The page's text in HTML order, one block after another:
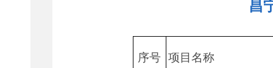
昌
序号 项目名称